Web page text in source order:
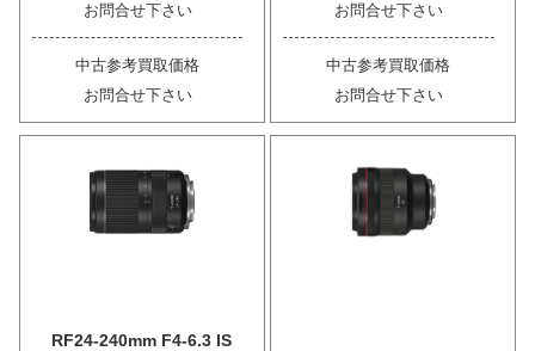
お問合せ下さい
中古参考買取価格
お問合せ下さい
お問合せ下さい
中古参考買取価格
お問合せ下さい
RF24-240mm F4-6.3 IS